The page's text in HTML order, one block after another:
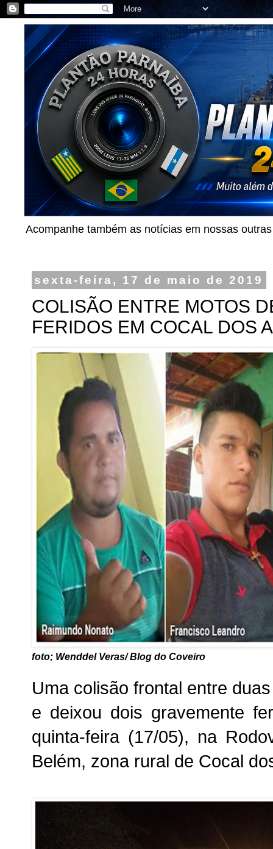
Acompanhe também as notícias em nossas
sexta-feira, 17 de maio de 2019
COLISÃO ENTRE MOTOS
FERIDOS EM COCAL DOS
foto; Wenddel Veras/ Blog do Coveiro
Uma colisão frontal entre
e deixou dois gravemente
quinta-feira (17/05), na
Belém, zona rural de Cocal